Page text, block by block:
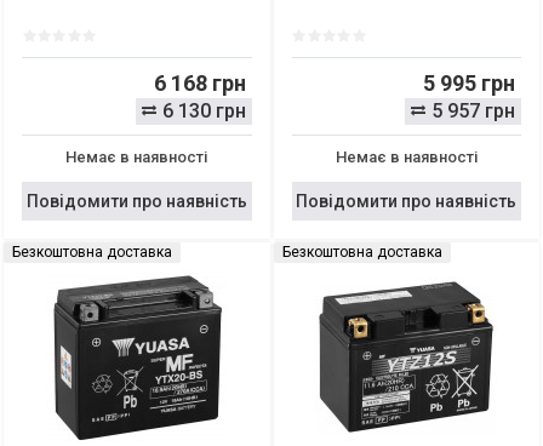
6 168 грн
6 130 грн
Немає в наявності
Повідомити про наявність
5 995 грн
5 957 грн
Немає в наявності
Повідомити про наявність
Безкоштовна доставка Безкоштовна доставка